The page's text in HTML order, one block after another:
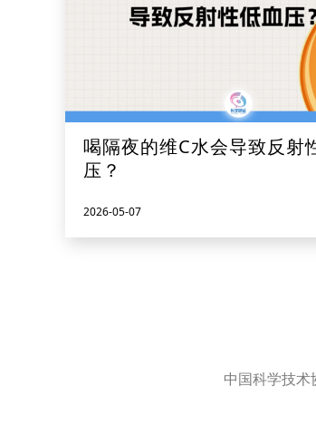
喝隔夜的维C水会导致反射
压？
2026-05-07
中国科学技术